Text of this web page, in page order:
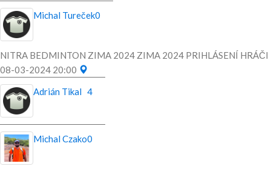
Michal Tureček0
NITRA BEDMINTON ZIMA 2024 ZIMA 2024 PRIHLÁSENÍ HRÁČI
08-03-2024 20:00
Adrián Tikal 4
Michal Czako0